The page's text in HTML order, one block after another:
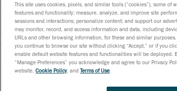
理のユーザー・
とMetraSCAN
2024年4月4日
高精度かつ実証済みの3D測定性
This site uses cookies, pixels, and similar tools (“cookies”), some
features and functionality; measure, analyze, and improve site
sessions and interactions; personalize content; and support our
may monitor, record, and access information and data, including
URLs and other browsing information, for these and similar
you continue to browse our site without clicking “Accept,” or if you
enable default website features and functionalities will be deployed.
“Manage Preferences” you acknowledge and agree to our Privacy
website, Cookie Policy, and Terms of Use